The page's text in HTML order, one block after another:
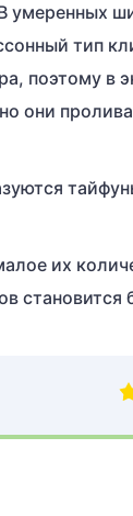
тип
поэтому в
они
их
становится